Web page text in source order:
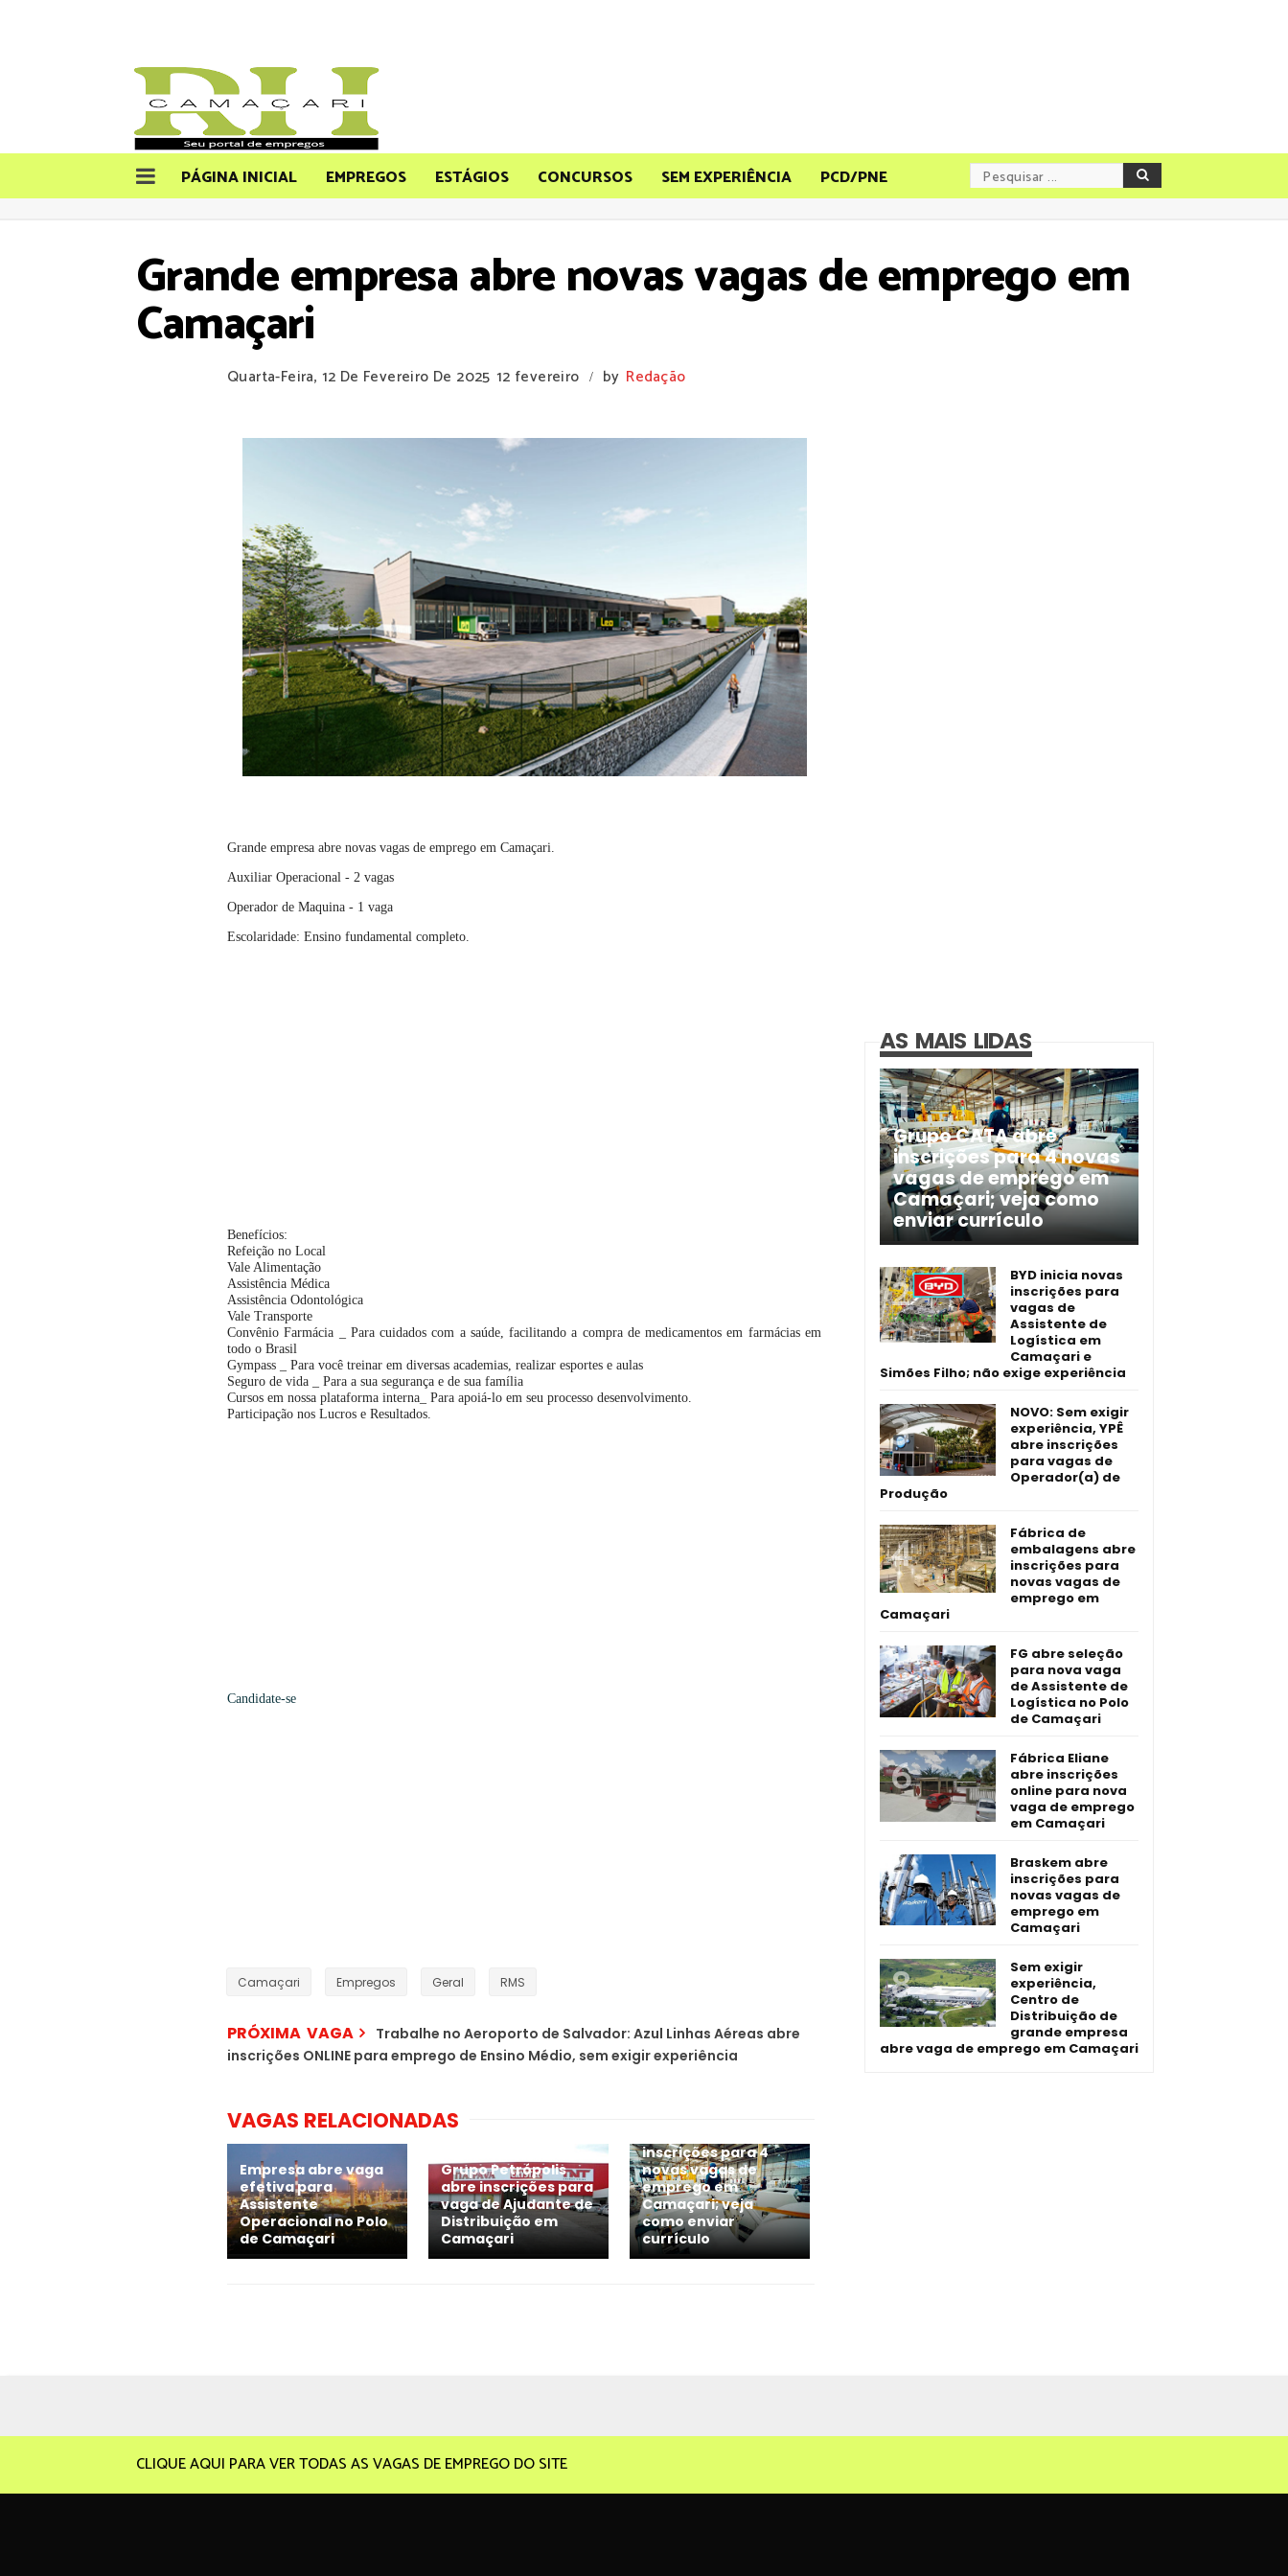
PÁGINA INICIAL EMPREGOS ESTÁGIOS CONCURSOS SEM EXPERIÊNCIA PCD/PNE
Grande empresa abre novas vagas de emprego em
Camaçari
Quarta-Feira, 12 De Fevereiro De 2025 12 fevereiro / by Redação
Grande empresa abre novas vagas de emprego em Camaçari.
Auxiliar Operacional - 2 vagas
Operador de Maquina - 1 vaga
Escolaridade: Ensino fundamental completo.
Benefícios:
Refeição no Local
Vale Alimentação
Assistência Médica
Assistência Odontológica
Vale Transporte
Convênio Farmácia _ Para cuidados com a saúde, facilitando a compra de medicamentos em farmácias em
todo o Brasil
Gympass _ Para você treinar em diversas academias, realizar esportes e aulas
Seguro de vida _ Para a sua segurança e de sua família
Cursos em nossa plataforma interna_ Para apoiá-lo em seu processo desenvolvimento.
Participação nos Lucros e Resultados.
Candidate-se
Camaçari Empregos Geral RMS
PRÓXIMA VAGA
Trabalhe no Aeroporto de Salvador: Azul Linhas Aéreas abre
inscrições ONLINE para emprego de Ensino Médio, sem exigir experiência
VAGAS RELACIONADAS
Empresa abre vaga
efetiva para
Assistente
Operacional no Polo
de Camaçari
Grupo Petrópolis
abre inscrições para
vaga de Ajudante de
Distribuição em
Camaçari
inscrições para 4
novas vagas de
emprego em
Camaçari; veja
como enviar
currículo
AS MAIS LIDAS
Grupo CATA abre
inscrições para 4 novas
vagas de emprego em
Camaçari; veja como
enviar currículo
BYD inicia novas
inscrições para
vagas de
Assistente de
Logística em
Camaçari e
Simões Filho; não exige experiência
NOVO: Sem exigir
experiência, YPÊ
abre inscrições
para vagas de
Operador(a) de
Produção
Fábrica de
embalagens abre
inscrições para
novas vagas de
emprego em
Camaçari
FG abre seleção
para nova vaga
de Assistente de
Logística no Polo
de Camaçari
Fábrica Eliane
abre inscrições
online para nova
vaga de emprego
em Camaçari
Braskem abre
inscrições para
novas vagas de
emprego em
Camaçari
Sem exigir
experiência,
Centro de
Distribuição de
grande empresa
abre vaga de emprego em Camaçari
CLIQUE AQUI PARA VER TODAS AS VAGAS DE EMPREGO DO SITE